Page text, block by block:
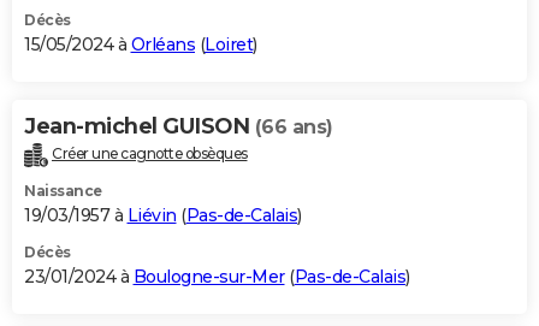
Décès
15/05/2024 à Orléans (Loiret)
Jean-michel GUISON (66 ans)
Créer une cagnotte obsèques
Naissance
19/03/1957 à Liévin (Pas-de-Calais)
Décès
23/01/2024 à Boulogne-sur-Mer(Pas-de-Calais)